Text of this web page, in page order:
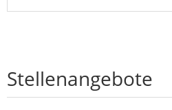
Stellenangebote